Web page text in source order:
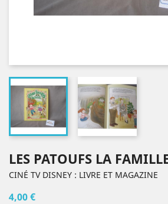
LES PATOUFS LA
CINÉ TV DISNEY : LIVRE ET MAGAZINE
4,00 €